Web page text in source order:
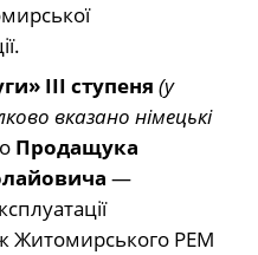
III ступеня (у
вказано німецькі
Продащука
—
Житомирського РЕМ